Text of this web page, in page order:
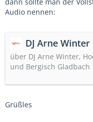
Audio nennen:
DJ Arne Winter
über DJ Arne Winter,
und Bergisch Gladbach
Grüßles